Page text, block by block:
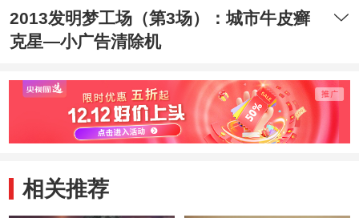
2013发明梦工场（第3场）：城市牛皮癣
克星—小广告清除机
相关推荐